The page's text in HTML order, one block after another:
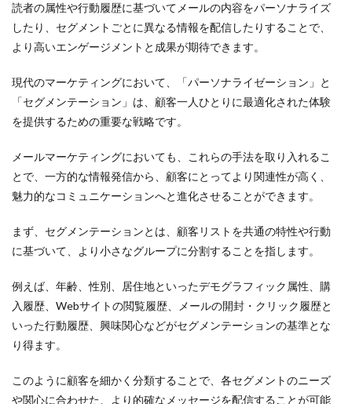
読者の属性や行動履歴に基づいてメールの内容をパーソナライズ
したり、セグメントごとに異なる情報を配信したりすることで、
より高いエンゲージメントと成果が期待できます。
現代のマーケティングにおいて、「パーソナライゼーション」と
「セグメンテーション」は、顧客一人ひとりに最適化された体験
を提供するための重要な戦略です。
メールマーケティングにおいても、これらの手法を取り入れるこ
とで、一方的な情報発信から、顧客にとってより関連性が高く、
魅力的なコミュニケーションへと進化させることができます。
まず、セグメンテーションとは、顧客リストを共通の特性や行動
に基づいて、より小さなグループに分割することを指します。
例えば、年齢、性別、居住地といったデモグラフィック属性、購
入履歴、Webサイトの閲覧履歴、メールの開封・クリック履歴と
いった行動履歴、興味関心などがセグメンテーションの基準とな
り得ます。
このように顧客を細かく分類することで、各セグメントのニーズ
や関心に合わせた、より的確なメッセージを配信することが可能